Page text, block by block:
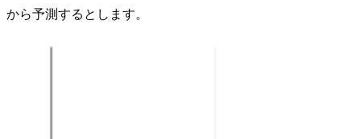
から予測するとします。